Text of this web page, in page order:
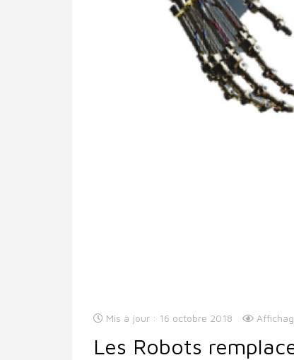
Mis à jour : 16 octobre 2018
Les Robots